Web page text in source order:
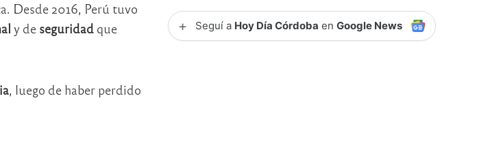
Desde 2016, Perú tuvo
y de seguridadque
, luego de haber perdido
+ Seguí a Hoy Día Córdoba enGoogle News